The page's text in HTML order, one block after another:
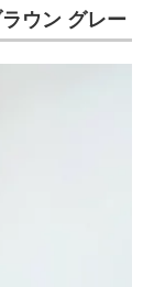
ウン グレー